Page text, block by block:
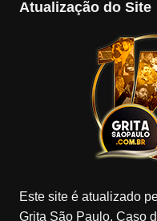
Atualização do Site
Este site é atualizado
Grita São Paulo. Caso